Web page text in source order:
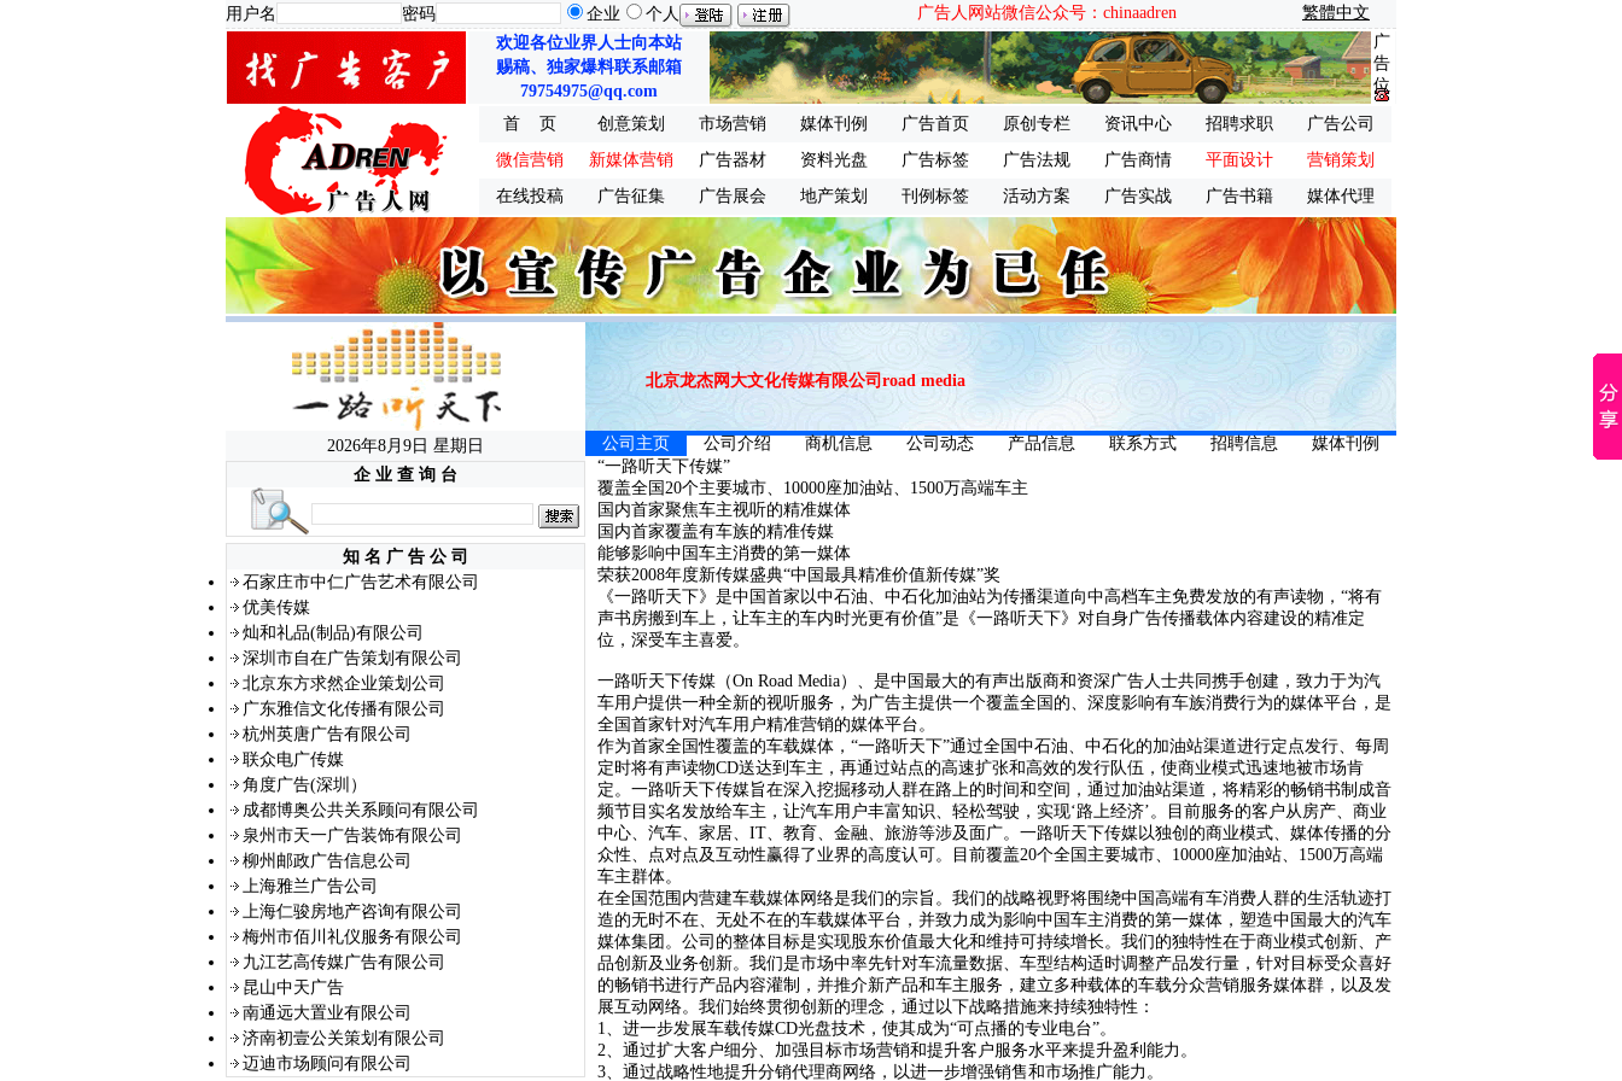
用户名 密码 企业 个人 广告人网站微信公众号：chinaadren
繁體中文
欢迎各位业界人士向本站
赐稿、独家爆料联系邮箱
79754975@qq.com
广
告
位
首 页 创意策划 市场营销 媒体刊例 广告首页 原创专栏 资讯中心 招聘求职
广告公司
微信营销
新媒体营销 广告器材 资料光盘 广告标签 广告法规 广告商情 平面设计
营销策划
在线投稿
广告征集 广告展会 地产策划 刊例标签 活动方案 广告实战 广告书籍 媒体代理
2026年8月9日 星期日
企 业 查 询 台
知 名 广 告 公 司
石家庄市中仁广告艺术有限公司
优美传媒
灿和礼品(制品)有限公司
深圳市自在广告策划有限公司
北京东方求然企业策划公司
广东雅信文化传播有限公司
杭州英唐广告有限公司
联众电广传媒
角度广告(深圳）
成都博奥公共关系顾问有限公司
泉州市天一广告装饰有限公司
柳州邮政广告信息公司
上海雅兰广告公司
上海仁骏房地产咨询有限公司
梅州市佰川礼仪服务有限公司
九江艺高传媒广告有限公司
昆山中天广告
南通远大置业有限公司
济南初壹公关策划有限公司
迈迪市场顾问有限公司
北京龙杰网大文化传媒有限公司road media
公司主页 公司介绍 商机信息 公司动态 产品信息 联系方式 招聘信息
媒体刊例
“一路听天下传媒”
覆盖全国20个主要城市、10000座加油站、1500万高端车主
国内首家聚焦车主视听的精准媒体
国内首家覆盖有车族的精准传媒
能够影响中国车主消费的第一媒体
荣获2008年度新传媒盛典“中国最具精准价值新传媒”奖
《一路听天下》是中国首家以中石油、中石化加油站为传播渠道向中高档车主免费发放的有声读物，“将有
声书房搬到车上，让车主的车内时光更有价值”是《一路听天下》对自身广告传播载体内容建设的精准定
位，深受车主喜爱。
一路听天下传媒（On Road Media）、是中国最大的有声出版商和资深广告人士共同携手创建，致力于为汽
车用户提供一种全新的视听服务，为广告主提供一个覆盖全国的、深度影响有车族消费行为的媒体平台，是
全国首家针对汽车用户精准营销的媒体平台。
作为首家全国性覆盖的车载媒体，“一路听天下”通过全国中石油、中石化的加油站渠道进行定点发行、每周
定时将有声读物CD送达到车主，再通过站点的高速扩张和高效的发行队伍，使商业模式迅速地被市场肯
定。一路听天下传媒旨在深入挖掘移动人群在路上的时间和空间，通过加油站渠道，将精彩的畅销书制成音
频节目实名发放给车主，让汽车用户丰富知识、轻松驾驶，实现‘路上经济’。目前服务的客户从房产、商业
中心、汽车、家居、IT、教育、金融、旅游等涉及面广。一路听天下传媒以独创的商业模式、媒体传播的分
众性、点对点及互动性赢得了业界的高度认可。目前覆盖20个全国主要城市、10000座加油站、1500万高端
车主群体。
在全国范围内营建车载媒体网络是我们的宗旨。我们的战略视野将围绕中国高端有车消费人群的生活轨迹打
造的无时不在、无处不在的车载媒体平台，并致力成为影响中国车主消费的第一媒体，塑造中国最大的汽车
媒体集团。公司的整体目标是实现股东价值最大化和维持可持续增长。我们的独特性在于商业模式创新、产
品创新及业务创新。我们是市场中率先针对车流量数据、车型结构适时调整产品发行量，针对目标受众喜好
的畅销书进行产品内容灌制，并推介新产品和车主服务，建立多种载体的车载分众营销服务媒体群，以及发
展互动网络。我们始终贯彻创新的理念，通过以下战略措施来持续独特性：
1、进一步发展车载传媒CD光盘技术，使其成为“可点播的专业电台”。
2、通过扩大客户细分、加强目标市场营销和提升客户服务水平来提升盈利能力。
3、通过战略性地提升分销代理商网络，以进一步增强销售和市场推广能力。